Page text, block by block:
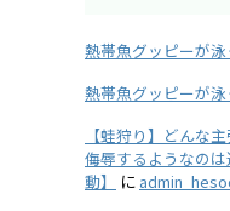
熱帯魚グッピーが泳
熱帯魚グッピーが泳
【蛙狩り】どんな
侮辱するようなの
動】
に